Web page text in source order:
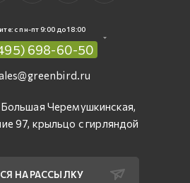
c пн-пт 9:00 до 18:00
698-60-50
Черемушкинская,
97, крыльцо с гирляндой
НА РАССЫЛКУ